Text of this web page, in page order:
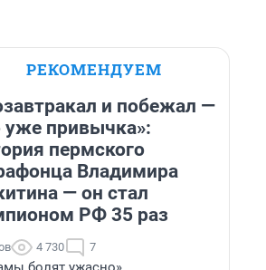
РЕКОМЕНДУЕМ
и побежал —
уже привычка»:
пермского
Владимира
— он стал
РФ 35 раз
4 730 7